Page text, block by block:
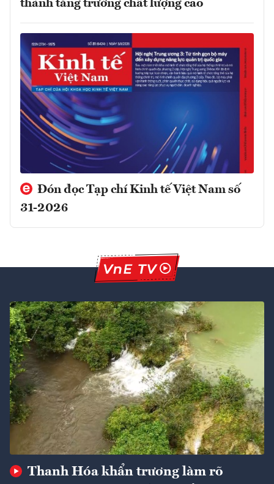
thành tăng trưởng chất lượng cao
Đón đọc Tạp chí Kinh tế Việt Nam số
31-2026
Thanh Hóa khẩn trương làm rõ